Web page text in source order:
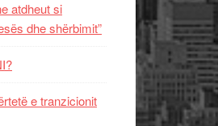
atdheut si
dhe shërbimit”
e tranzicionit